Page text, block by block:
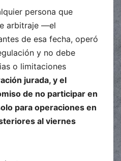
persona que
arbitraje —el
de esa fecha, operó
y no debe
o limitaciones
jurada, y el
de no participar en
para operaciones en
al viernes